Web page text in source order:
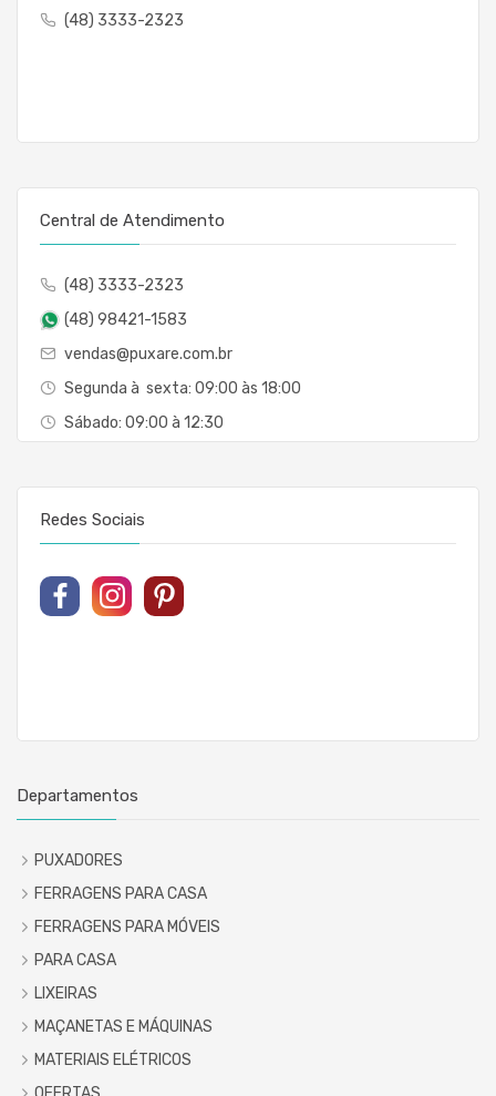
(48) 3333-2323
Central de Atendimento
(48) 3333-2323
(48) 98421-1583
vendas@puxare.com.br
Segunda à sexta: 09:00 às 18:00
Sábado: 09:00 à 12:30
Redes Sociais
Departamentos
PUXADORES
FERRAGENS PARA CASA
FERRAGENS PARA MÓVEIS
PARA CASA
LIXEIRAS
MAÇANETAS E MÁQUINAS
MATERIAIS ELÉTRICOS